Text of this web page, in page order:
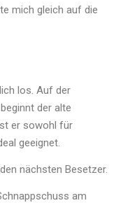
mich gleich auf die
los. Auf der
der alte
er sowohl für
geeignet.
nächsten Besetzer.
am